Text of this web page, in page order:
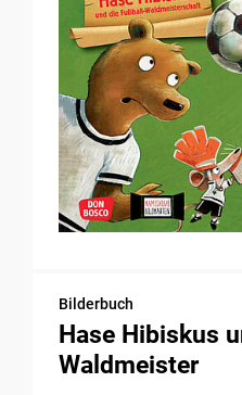
Bilderbuch
Hase Hibiskus
Waldmeister